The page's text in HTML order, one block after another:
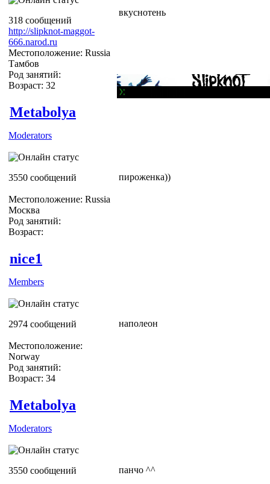
318 сообщений
http://slipknot-maggot-
666.narod.ru
Местоположение: Russia
Тамбов
Род занятий:
Возраст: 32
вкуснотень
Metabolya
Moderators
3550 сообщений
Местоположение: Russia
Москва
Род занятий:
Возраст:
пироженка))
nice1
Members
2974 сообщений
Местоположение:
Norway
Род занятий:
Возраст: 34
наполеон
Metabolya
Moderators
3550 сообщений панчо ^^